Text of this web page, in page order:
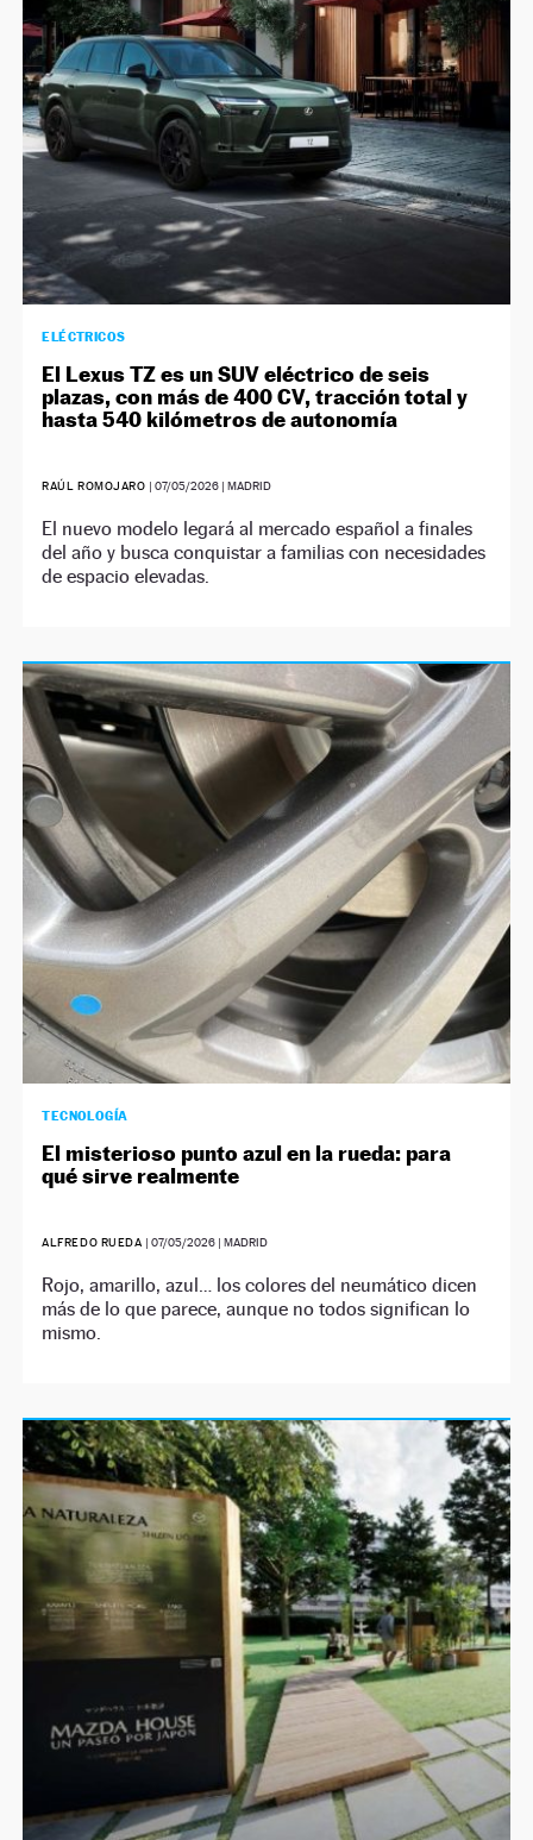
NEWSLETTER
SÍGUENOS
ELÉCTRICOS
El Lexus TZ es un SUV eléctrico de seis
plazas, con más de 400 CV, tracción total y
hasta 540 kilómetros de autonomía
RAÚL ROMOJARO | 07/05/2026| MADRID
El nuevo modelo legará al mercado español a finales
del año y busca conquistar a familias con necesidades
de espacio elevadas.
TECNOLOGÍA
El misterioso punto azul en la rueda: para
qué sirve realmente
ALFREDO RUEDA | 07/05/2026| MADRID
Rojo, amarillo, azul… los colores del neumático dicen
más de lo que parece, aunque no todos significan lo
mismo.